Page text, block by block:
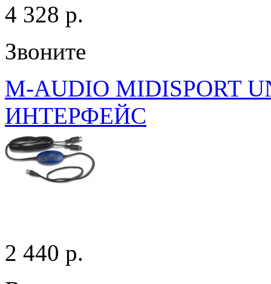
4 328 p.
Звоните
M-AUDIO MIDISPORT
ИНТЕРФЕЙС
2 440 p.